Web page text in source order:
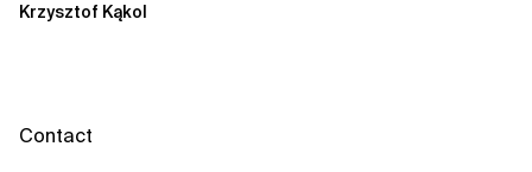
Durch die Automatisierung...
Krzysztof Kąkol
Contact